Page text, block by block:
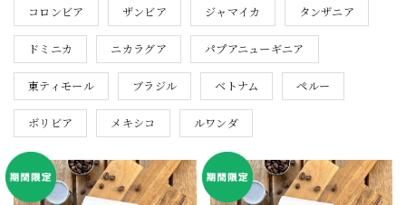
コロンビア ザンビア ジャマイカ タンザニア
ドミニカ ニカラグア パプアニューギニア
東ティモール ブラジル ベトナム ペルー
ボリビア メキシコ ルワンダ